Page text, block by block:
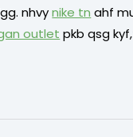
nhvynike tn ahf
outlet pkb qsg